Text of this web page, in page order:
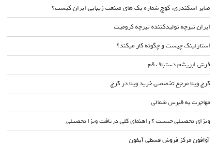
صابر اسکندری، کوچ شماره یک های صنعت زیبایی ایران کیست؟
ایران تیرچه تولیدکننده تیرچه کرومیت
استارلینک چیست و چگونه کار میکند؟
فرش ابریشم دستباف قم
کرج ویلا مرجع تخصصی خرید ویلا در کرج
مهاجرت به قبرس شمالی
ویزای تحصیلی چیست ؟ راهنمای کلی دریافت ویزا تحصیلی
آوافون مرکز فروش قسطی آیفون